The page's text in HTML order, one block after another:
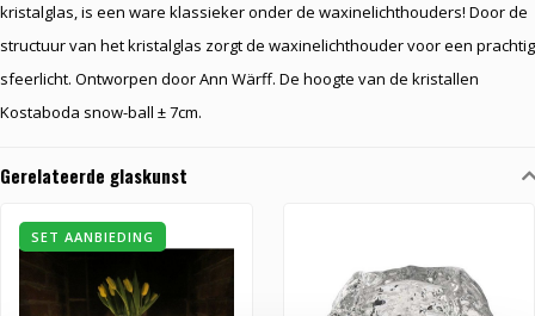
kristalglas, is een ware klassieker onder de waxinelichthouders! Door de
structuur van het kristalglas zorgt de waxinelichthouder voor een prachtig
sfeerlicht. Ontworpen door Ann Wärff. De hoogte van de kristallen
Kostaboda snow-ball ± 7cm.
Gerelateerde glaskunst
SET AANBIEDING